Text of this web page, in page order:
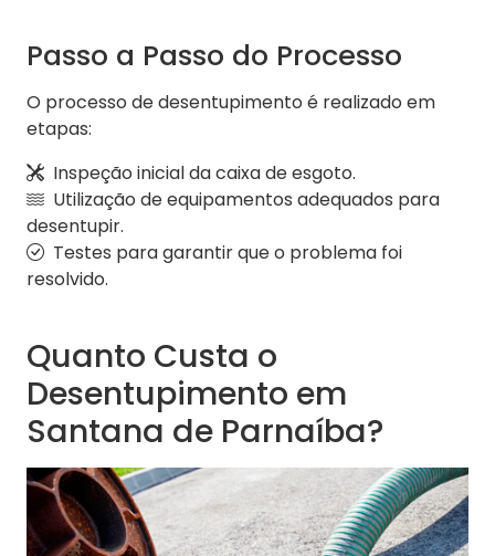
Passo a Passo do Processo
O processo de desentupimento é realizado em
etapas:
Inspeção inicial da caixa de esgoto.
Utilização de equipamentos adequados para
desentupir.
Testes para garantir que o problema foi
resolvido.
Quanto Custa o
Desentupimento em
Santana de Parnaíba?